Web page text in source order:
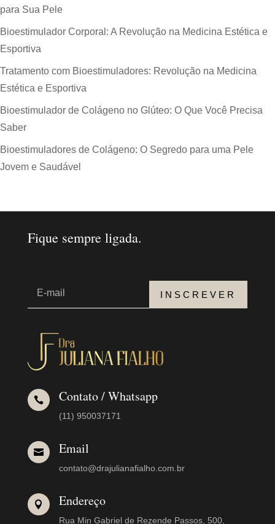
para Sua Pele
Bioestimulador Corporal: A Revolução na Medicina Estética e
Esportiva
Tratamento com Bioestimuladores: Revolução na Medicina
Estética e Esportiva
Bioestimulador de Colágeno no Glúteo: O Que Você Precisa
Saber
Bioestimuladores de Colágeno: O Segredo para uma Pele
Jovem e Saudável
Fique sempre ligada.
INSCREVER
 Contato / Whatsapp
(11) 950037171
 Email
contato@drajulianafialho.com.br
 Endereço
Rua Min Gabriel de Rezende Passos, 500,